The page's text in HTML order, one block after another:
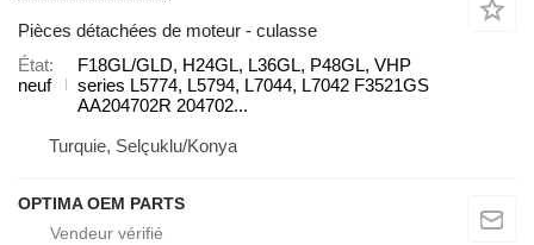
Pièces détachées de moteur - culasse
État
neuf
F18GL/GLD, H24GL, L36GL, P48GL, VHP
series L5774, L5794, L7044, L7042 F3521GS
AA204702R 204702...
Turquie, Selçuklu/Konya
OPTIMA OEM PARTS